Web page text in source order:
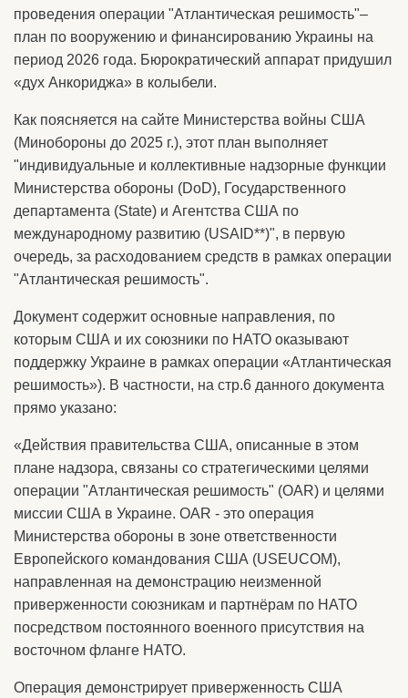
проведения операции "Атлантическая решимость"–
план по вооружению и финансированию Украины на
период 2026 года. Бюрократический аппарат придушил
«дух Анкориджа» в колыбели.
Как поясняется на сайте Министерства войны США
(Минобороны до 2025 г.), этот план выполняет
"индивидуальные и коллективные надзорные функции
Министерства обороны (DoD), Государственного
департамента (State) и Агентства США по
международному развитию (USAID**)", в первую
очередь, за расходованием средств в рамках операции
"Атлантическая решимость".
Документ содержит основные направления, по
которым США и их союзники по НАТО оказывают
поддержку Украине в рамках операции «Атлантическая
решимость»). В частности, на стр.6 данного документа
прямо указано:
«Действия правительства США, описанные в этом
плане надзора, связаны со стратегическими целями
операции "Атлантическая решимость" (OAR) и целями
миссии США в Украине. OAR - это операция
Министерства обороны в зоне ответственности
Европейского командования США (USEUCOM),
направленная на демонстрацию неизменной
приверженности союзникам и партнёрам по НАТО
посредством постоянного военного присутствия на
восточном фланге НАТО.
Операция демонстрирует приверженность США